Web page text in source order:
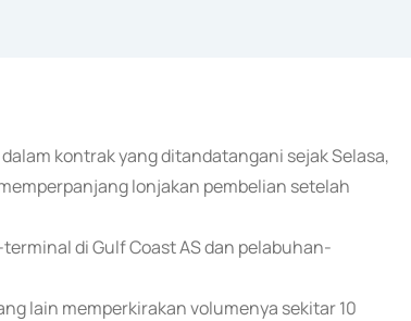
kontrak yang ditandatangani sejak Selasa,
lonjakan pembelian setelah
di Gulf Coast AS dan pelabuhan-
lain memperkirakan volumenya sekitar 10